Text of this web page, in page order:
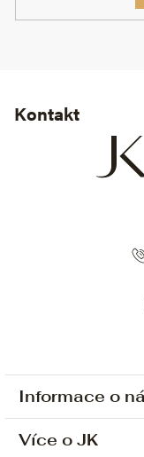
Informace o
Ochrana
Více o JK
Kontakt